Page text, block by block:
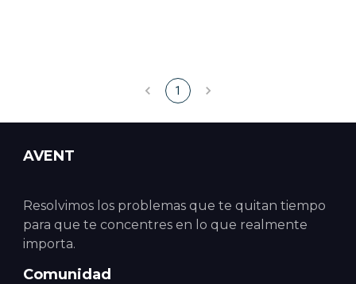
1
AVENT
Resolvimos los problemas que te quitan tiempo
para que te concentres en lo que realmente
importa.
Comunidad